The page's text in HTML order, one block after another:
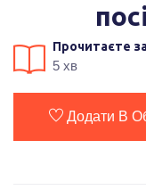
Прочитаєте
5 хв
Додати В